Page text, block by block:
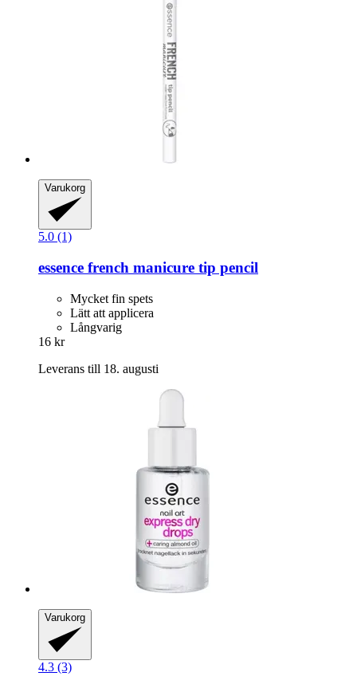
Varukorg
5.0 (1)
essence french manicure tip pencil
Mycket fin spets
Lätt att applicera
Långvarig
16 kr
Leverans till 18. augusti
Varukorg
4.3 (3)